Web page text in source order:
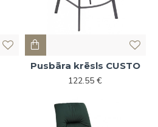
Pusbāra krēsls CUSTO
122.55 €